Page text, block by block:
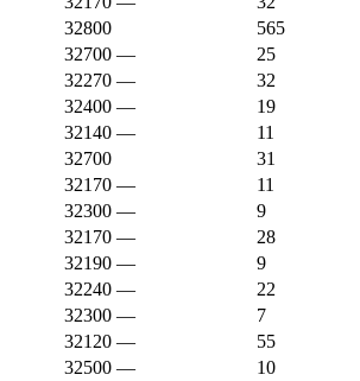
32800
565
32700 —
25
32270 —
32
32400 —
19
32140 —
11
32700
31
32170 —
11
32300 —
9
32170 —
28
32190 —
9
32240 —
22
32300 —
7
32120 —
55
32500 —
10